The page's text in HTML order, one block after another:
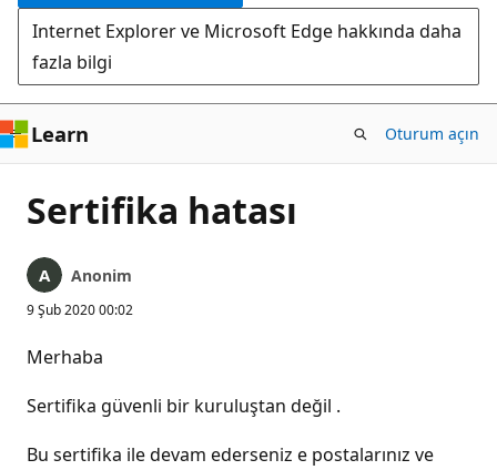
Internet Explorer ve Microsoft Edge hakkında daha
fazla bilgi
Learn Oturum açın
Sertifika hatası
Anonim
9 Şub 2020 00:02
Merhaba
Sertifika güvenli bir kuruluştan değil .
Bu sertifika ile devam ederseniz e postalarınız ve